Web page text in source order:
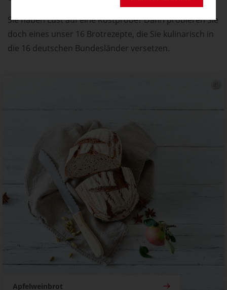
Sie haben Lust auf eine Kostprobe? Dann probieren Sie
doch eines unser 16 Brotrezepte, die Sie kulinarisch in
die 16 deutschen Bundesländer versetzen.
Apfelweinbrot